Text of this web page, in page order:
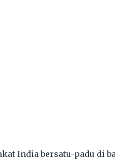
India bersatu-padu di